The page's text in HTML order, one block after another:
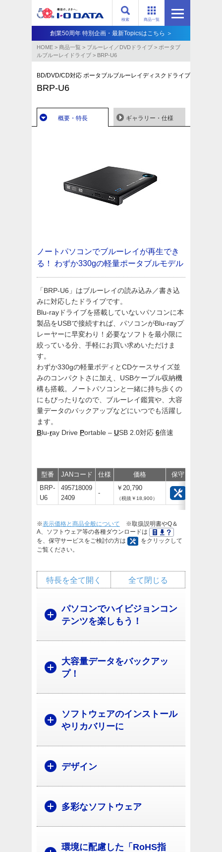
商品一覧
検索
創業50周年 特別企画・最新Topicsはこちら ＞
HOME > 商品一覧 > ブルーレイ／DVDドライブ > ポータブ
ルブルーレイドライブ > BRP-U6
BD/DVD/CD対応 ポータブルブルーレイディスクドライブ
BRP-U6
概要・特長 ギャラリー・仕様
ノートパソコンでブルーレイが再生でき
る！
わずか330gの軽量ポータブルモデル
「BRP-U6」はブルーレイの読み込み／書き込
みに対応したドライブです。
Blu-rayドライブを搭載していないパソコンに本
製品をUSBで接続すれば、パソコンがBlu-rayプ
レーヤーに早変わり！必要なソフトを最小限に
絞っている分、手軽にお買い求めいただけま
す。
わずか330gの軽量ボディとCDケースサイズ並
みのコンパクトさに加え、USBケーブル収納機
構も搭載。ノートパソコンと一緒に持ち歩くの
にもぴったりなので、ブルーレイ鑑賞や、大容
量データのバックアップなどにいつでも活躍し
ます。
Blu-ray Drive Portable – USB 2.0対応 6倍速
型番 JANコード 仕様 価格 保守
BRP-
U6
495718009
2409
-
￥20,790
（税抜￥18,900）
※表示価格と商品全般について ※取扱説明書やQ＆
A、ソフトウェア等の各種ダウンロードは
を、保守サービスをご検討の方は
をクリックして
ご覧ください。
全て閉じる
特長を全て開く
パソコンでハイビジョンコン
テンツを楽しもう！
大容量データをバックアッ
プ！
ソフトウェアのインストール
やリカバリーに
デザイン
多彩なソフトウェア
環境に配慮した「RoHS指